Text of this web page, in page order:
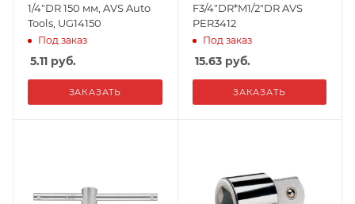
1/4"DR 150 мм, AVS Auto
Tools, UG14150
Под заказ
5.11 руб.
ЗАКАЗАТЬ
F3/4"DR*M1/2"DR AVS
PER3412
Под заказ
15.63руб.
ЗАКАЗАТЬ